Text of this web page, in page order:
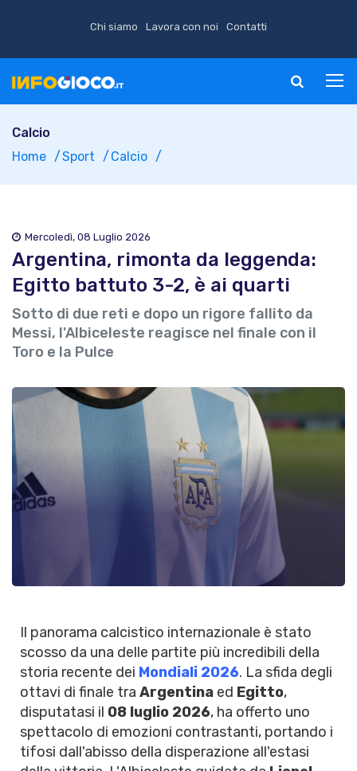
Chi siamo Lavora con noi Contatti
Calcio
Home
Sport Calcio
Mercoledì, 08 Luglio 2026
Argentina, rimonta da leggenda:
Egitto battuto 3-2, è ai quarti
Sotto di due reti e dopo un rigore fallito da
Messi, l'Albiceleste reagisce nel finale con il
Toro e la Pulce
Il panorama calcistico internazionale è stato
scosso da una delle partite più incredibili della
storia recente dei Mondiali 2026. La sfida degli
ottavi di finale tra Argentina ed Egitto,
disputatasi il 08 luglio 2026, ha offerto uno
spettacolo di emozioni contrastanti, portando i
tifosi dall'abisso della disperazione all'estasi